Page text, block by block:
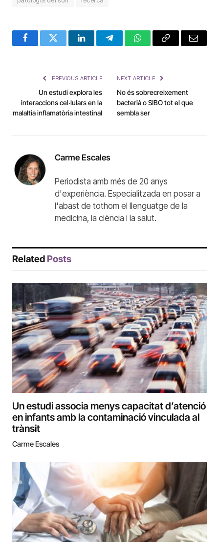
FacebookTwitter LinkedInTelegramWhatsAppCopy
Email
PREVIOUS ARTICLE
Un estudi explora les
interaccions cel·lulars en la
malaltia inflamatòria intestinal
NEXT ARTICLE
No és sobrecreixement
bacterià o SIBO tot el que
sembla ser
Carme Escales
Periodista amb més de 20 anys
d'experiència. Especialitzada en posar a
l'abast de tothom el llenguatge de la
medicina, la ciència i la salut.
Related Posts
Un estudi associa menys capacitat d’atenció
en infants amb la contaminació vinculada al
trànsit
Carme Escales